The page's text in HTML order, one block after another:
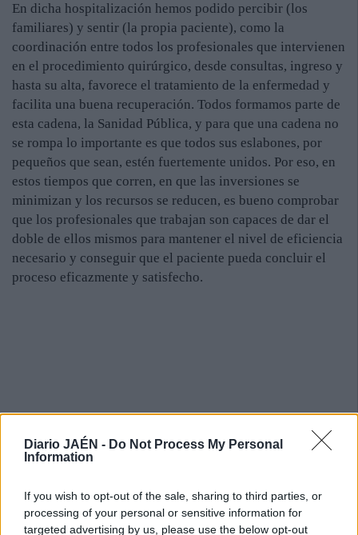
Diario JAÉN - Do Not Process My Personal
Information
If you wish to opt-out of the sale, sharing to third parties, or
processing of your personal or sensitive information for
targeted advertising by us, please use the below opt-out
En dicha hospitalización hemos podido percibir (los
familiares) y sentir (la propia paciente), como la
coordinación entre todos los profesionales que intervienen
en el procedimiento quirúrgico, desde consultas, ingreso y
hasta su alta, favorece el tratamiento de la enfermedad y
facilita una buena recuperación. Todos formamos parte de
esta cadena, la Sanidad Pública, y para que una cadena no
se rompa lo importante es que todos sus eslabones, por
pequeños que sean, estén fuertemente unidos. Por eso, en
estos tiempos que corren, en que las inversiones se
minimizan y los recursos se reducen, es bueno comprobar
que los profesionales que trabajan son capaces de dar el
doble de ellos mismos para mantener el nivel de eficiencia
necesario y conseguir que el paciente pueda concluir el
proceso eficazmente y satisfecho.